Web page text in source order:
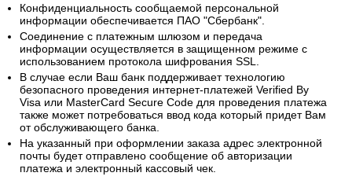
Конфиденциальность сообщаемой персональной
информации обеспечивается ПАО "Сбербанк".
Соединение с платежным шлюзом и передача
информации осуществляется в защищенном режиме с
использованием протокола шифрования SSL.
В случае если Ваш банк поддерживает технологию
безопасного проведения интернет-платежей Verified By
Visa или MasterCard Secure Code для проведения платежа
также может потребоваться ввод кода который придет Вам
от обслуживающего банка.
На указанный при оформлении заказа адрес электронной
почты будет отправлено сообщение об авторизации
платежа и электронный кассовый чек.